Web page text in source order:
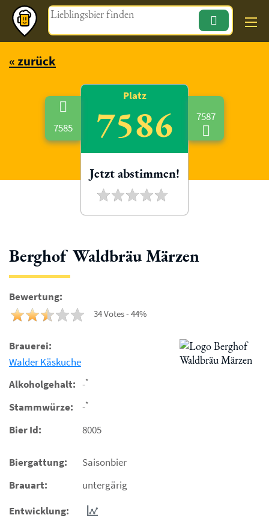
Magazin
« zurück
Berghof Waldbräu Märzen
Bewertung:
34 Votes - 44%
Brauerei:
Walder Käskuche
Alkoholgehalt: -*
Stammwürze: -*
Bier Id: 8005
Biergattung:
Saisonbier
Brauart:
untergärig
Entwicklung:
7585
Platz
7586
Jetzt abstimmen!
7587